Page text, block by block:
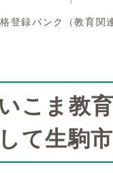
登録バンク（教育
いこま教
して生駒